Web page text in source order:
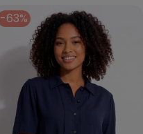
-63%